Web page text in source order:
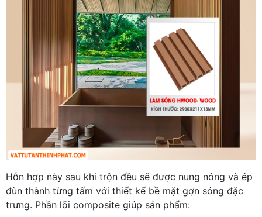
Hỗn hợp này sau khi trộn đều sẽ được nung nóng và ép
đùn thành từng tấm với thiết kế bề mặt gợn sóng đặc
trưng. Phần lõi composite giúp sản phẩm: